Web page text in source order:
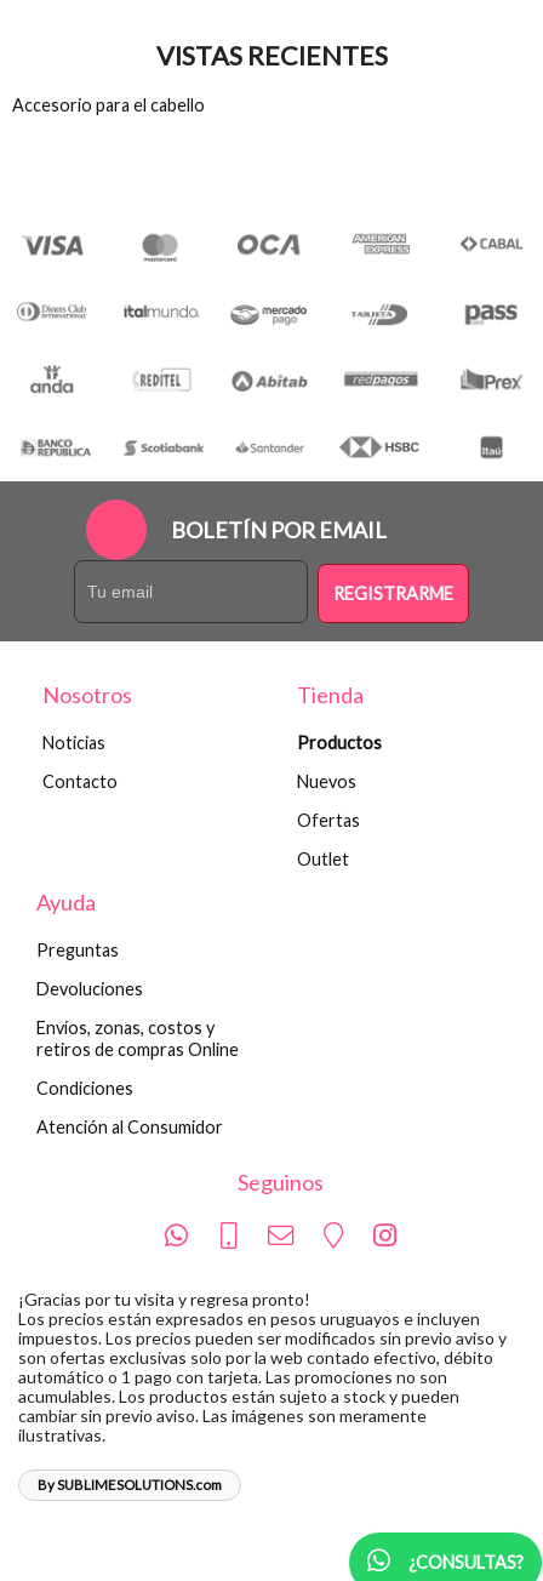
¿CONSULTAS?
VISTAS RECIENTES
Accesorio para el cabello
BOLETÍN POR EMAIL
REGISTRARME
Nosotros
Noticias
Contacto
Tienda
Productos
Nuevos
Ofertas
Outlet
Ayuda
Preguntas
Devoluciones
Envíos, zonas, costos y
retiros de compras Online
Condiciones
Atención al Consumidor
Seguinos
¡Gracias por tu visita y regresa pronto!
Los precios están expresados en pesos uruguayos e incluyen
impuestos. Los precios pueden ser modificados sin previo aviso y
son ofertas exclusivas solo por la web contado efectivo, débito
automático o 1 pago con tarjeta. Las promociones no son
acumulables. Los productos están sujeto a stock y pueden
cambiar sin previo aviso. Las imágenes son meramente
ilustrativas.
By SUBLIMESOLUTIONS.com